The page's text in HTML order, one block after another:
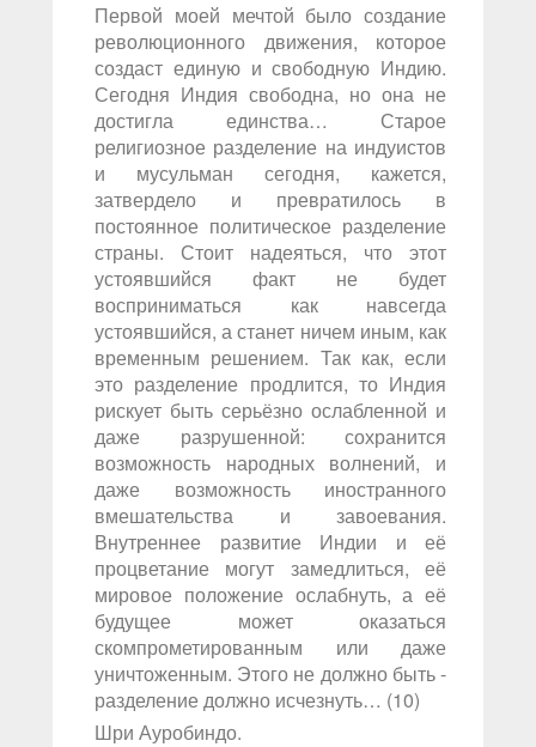
Первой моей мечтой было создание
революционного движения, которое
создаст единую и свободную Индию.
Сегодня Индия свободна, но она не
достигла единства… Старое
религиозное разделение на индуистов
и мусульман сегодня, кажется,
затвердело и превратилось в
постоянное политическое разделение
страны. Стоит надеяться, что этот
устоявшийся факт не будет
восприниматься как навсегда
устоявшийся, а станет ничем иным, как
временным решением. Так как, если
это разделение продлится, то Индия
рискует быть серьёзно ослабленной и
даже разрушенной: сохранится
возможность народных волнений, и
даже возможность иностранного
вмешательства и завоевания.
Внутреннее развитие Индии и её
процветание могут замедлиться, её
мировое положение ослабнуть, а её
будущее может оказаться
скомпрометированным или даже
уничтоженным. Этого не должно быть -
разделение должно исчезнуть… (10)
Шри Ауробиндо.